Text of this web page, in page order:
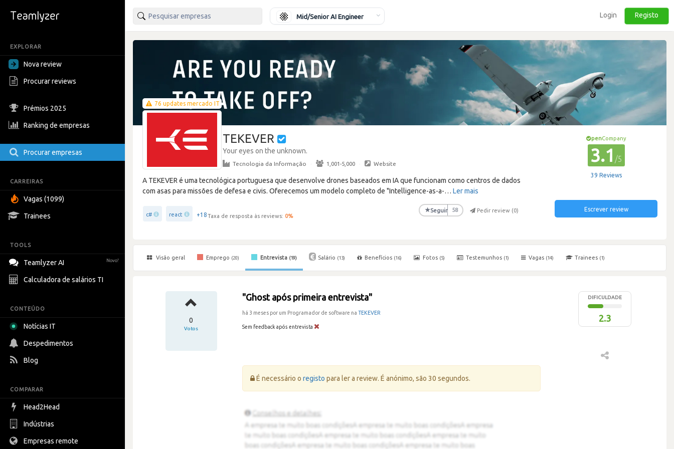
EXPLORAR
Nova review
Procurar reviews
Prémios 2025
Ranking de empresas
Procurar empresas
CARREIRAS
Vagas (1099)
Trainees
TOOLS
Teamlyzer AI Novo!
Calculadora de salários TI
CONTEÚDO
Notícias IT
Despedimentos
Blog
COMPARAR
Head2Head
Indústrias
Empresas remote
Mid/Senior AI Engineer Login Registo
76 updates mercado IT
TEKEVER
Your eyes on the unknown.
Tecnologia da Informação · 1,001-5,000 · Website
A TEKEVER é uma tecnológica portuguesa que desenvolve drones baseados em IA que funcionam como centros de dados
com asas para missões de defesa e civis. Oferecemos um modelo completo de "Intelligence-as-a-… Ler mais
c# react +18Taxa de resposta às reviews: 0%
★Seguir 58 Pedir review (0)
penCompany
3.1 /5
39 Reviews
Escrever review
Visão geral Emprego (20) Entrevista (19) Salário (13) Benefícios (16) Fotos (5) Testemunhos (1) Vagas (14) Trainees (1)
0
Votos
"Ghost após primeira entrevista"
há 3 meses por um Programador de software naTEKEVER
Sem feedback após entrevista
DIFICULDADE
2.3
Erro:
É necessário oregisto para ler a review. É anónimo, são 30 segundos.